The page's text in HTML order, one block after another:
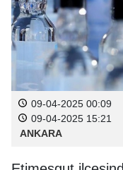
09-04-2025 00:09
09-04-2025 15:21
ANKARA